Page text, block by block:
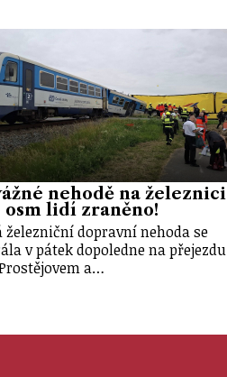
nehodě na železnici
osm lidí zraněno!
železniční dopravní nehoda se
v pátek dopoledne na přejezdu
a…